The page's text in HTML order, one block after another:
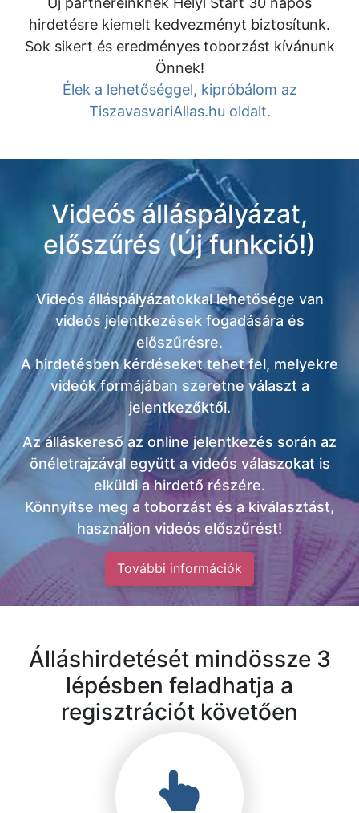
hirdetésre kiemelt kedvezményt biztosítunk.
Sok sikert és eredményes toborzást kívánunk
Önnek!
Élek a lehetőséggel, kipróbálom az
TiszavasvariAllas.hu oldalt.
Videós álláspályázat,
előszűrés (Új funkció!)
Videós álláspályázatokkal lehetősége van
videós jelentkezések fogadására és
előszűrésre.
A hirdetésben kérdéseket tehet fel, melyekre
videók formájában szeretne választ a
jelentkezőktől.
Az álláskereső az online jelentkezés során az
önéletrajzával együtt a videós válaszokat is
elküldi a hirdető részére.
Könnyítse meg a toborzást és a kiválasztást,
használjon videós előszűrést!
További információk
Álláshirdetését mindössze 3
lépésben feladhatja a
regisztrációt követően